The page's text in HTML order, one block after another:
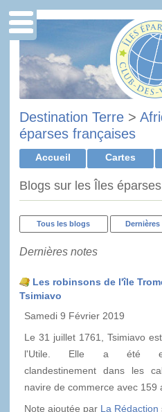
Destination Terre >
éparses françaises
Accueil Cartes
Blogs sur les Îles
Tous les blogs
Dernières notes
Les robinsons de l'île
Tsimiavo
Samedi 9 Février 2019
Le 31 juillet 1761, Tsimiavo
l'Utile. Elle a été
clandestinement dans les
navire de commerce avec 159
Note ajoutée par La Rédaction